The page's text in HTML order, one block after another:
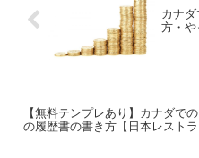
カナ
方・や
【無料テンプレあり】カナダで
の履歴書の書き方【日本レストラ